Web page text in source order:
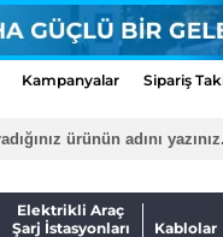
Kampanyalar Sipariş
Elektrikli Araç
Şarj İstasyonları
Kablolar